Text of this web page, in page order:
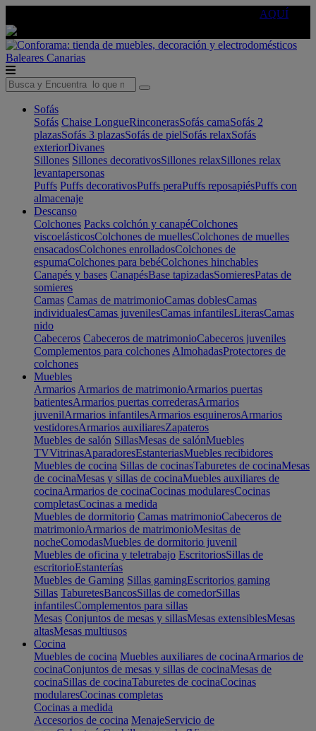
AQUÍ
Baleares Canarias
Sofás
Sofás Chaise LongueRinconerasSofás camaSofás 2
plazasSofás 3 plazasSofás de pielSofás relaxSofás
exteriorDivanes
Sillones Sillones decorativosSillones relaxSillones relax
levantapersonas
Puffs Puffs decorativosPuffs peraPuffs reposapiésPuffs con
almacenaje
Descanso
Colchones Packs colchón y canapéColchones
viscoelásticosColchones de muellesColchones de muelles
ensacadosColchones enrolladosColchones de
espumaColchones para bebéColchones hinchables
Canapés y bases CanapésBase tapizadasSomieresPatas de
somieres
Camas Camas de matrimonioCamas doblesCamas
individualesCamas juvenilesCamas infantilesLiterasCamas
nido
Cabeceros Cabeceros de matrimonioCabeceros juveniles
Complementos para colchones AlmohadasProtectores de
colchones
Muebles
Armarios Armarios de matrimonioArmarios puertas
batientesArmarios puertas correderasArmarios
juvenilArmarios infantilesArmarios esquinerosArmarios
vestidoresArmarios auxiliaresZapateros
Muebles de salón SillasMesas de salónMuebles
TVVitrinasAparadoresEstanteriasMuebles recibidores
Muebles de cocina Sillas de cocinasTaburetes de cocinaMesas
de cocinaMesas y sillas de cocinaMuebles auxiliares de
cocinaArmarios de cocinaCocinas modularesCocinas
completasCocinas a medida
Muebles de dormitorio Camas matrimonioCabeceros de
matrimonioArmarios de matrimonioMesitas de
nocheComodasMuebles de dormitorio juvenil
Muebles de oficina y teletrabajo EscritoriosSillas de
escritorioEstanterías
Muebles de Gaming Sillas gamingEscritorios gaming
Sillas TaburetesBancosSillas de comedorSillas
infantilesComplementos para sillas
Mesas Conjuntos de mesas y sillasMesas extensiblesMesas
altasMesas multiusos
Cocina
Muebles de cocina Muebles auxiliares de cocinaArmarios de
cocinaConjuntos de mesas y sillas de cocinaMesas de
cocinaSillas de cocinaTaburetes de cocinaCocinas
modularesCocinas completas
Cocinas a medida
Accesorios de cocina MenajeServicio de